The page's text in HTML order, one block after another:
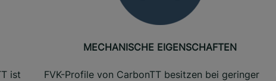
ist
MECHANISCHE EIGENSCHAFTEN
FVK-Profile von CarbonTT besitzen bei geringer